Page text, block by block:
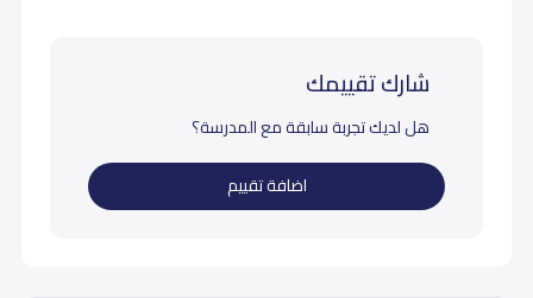
شارك تقييمك
هل لديك تجربة سابقة مع المدرسة؟
اضافة تقييم